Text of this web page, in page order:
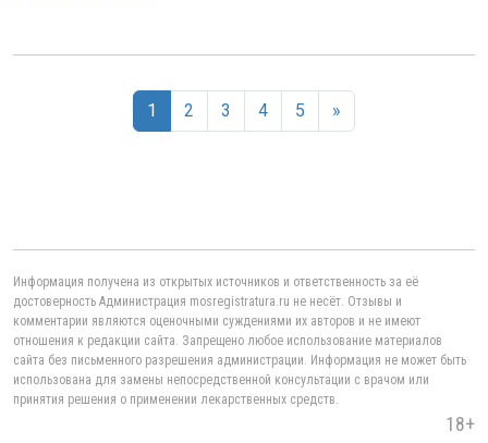
1 2 3 4 5 »
Информация получена из открытых источников и ответственность за её
достоверность Администрация mosregistratura.ru не несёт. Отзывы и
комментарии являются оценочными суждениями их авторов и не имеют
отношения к редакции сайта. Запрещено любое использование материалов
сайта без письменного разрешения администрации. Информация не может быть
использована для замены непосредственной консультации с врачом или
принятия решения о применении лекарственных средств.
18+